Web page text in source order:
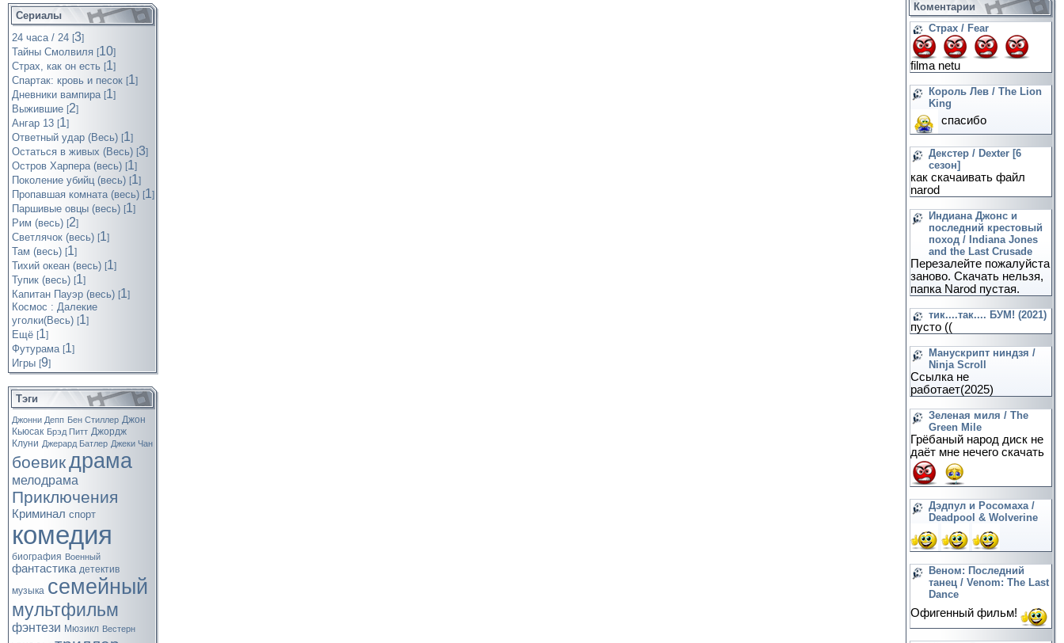
Сериалы
24 часа / 24 [3]
Тайны Смолвиля [10]
Страх, как он есть [1]
Спартак: кровь и песок [1]
Дневники вампира [1]
Выжившие [2]
Ангар 13 [1]
Ответный удар (Весь) [1]
Остаться в живых (Весь) [3]
Остров Харпера (весь) [1]
Поколение убийц (весь) [1]
Пропавшая комната (весь) [1]
Паршивые овцы (весь) [1]
Рим (весь) [2]
Светлячок (весь) [1]
Там (весь) [1]
Тихий океан (весь) [1]
Тупик (весь) [1]
Капитан Пауэр (весь) [1]
Космос : Далекие
уголки(Весь) [1]
Ещё [1]
Футурама [1]
Игры [9]
Тэги
Джонни Депп Бен Стиллер Джон
Кьюсак Брэд Питт Джордж
Клуни Джерард Батлер Джеки Чан
боевикдрама
мелодрама
Приключения
Криминал спорт
комедия
биография Военный
фантастика детектив
музыка семейный
мультфильм
фэнтези Мюзикл Вестерн
Коментарии
Страх / Fear
filma netu
Король Лев / The Lion
King
спасибо
Декстер / Dexter [6
сезон]
как скачаивать файл
narod
Индиана Джонс и
последний крестовый
поход / Indiana Jones
and the Last Crusade
Перезалейте пожалуйста
заново. Скачать нельзя,
папка Narod пустая.
тик....так.... БУМ! (2021)
пусто ((
Манускрипт ниндзя /
Ninja Scroll
Ссылка не
работает(2025)
Зеленая миля / The
Green Mile
Грёбаный народ диск не
даёт мне нечего скачать
Дэдпул и Росомаха /
Deadpool & Wolverine
Веном: Последний
танец / Venom: The Last
Dance
Офигенный фильм!